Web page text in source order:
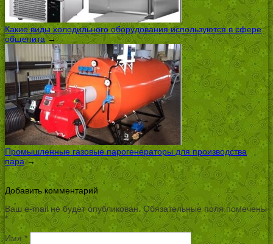
Какие виды холодильного оборудования используются в сфере
общепита →
Промышленные газовые парогенераторы для производства
пара→
Добавить комментарий
Ваш e-mail не будет опубликован. Обязательные поля помечены
*
Имя *